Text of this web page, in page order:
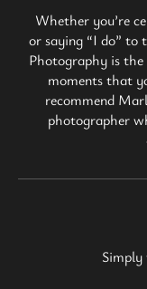
Whether you’re
or saying “I do”
Photography is
moments that
recommend
photographer
Simply